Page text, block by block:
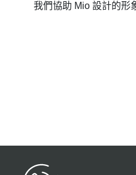
我們協助 Mio 設計的形